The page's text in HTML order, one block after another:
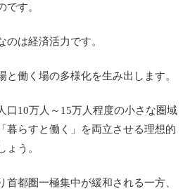
です。
は経済活力です。
と働く場の多様化を生み出します。
口10万人～15万人程度の小さな圏域
暮らすと働く」を両立させる理想的
ょう。
首都圏一極集中が緩和される一方、